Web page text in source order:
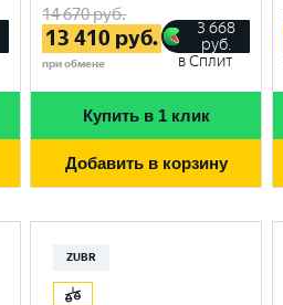
14 670руб.
13 410 руб.
при обмене
3 668
руб.
в Сплит
Купить в 1 клик
Добавить в корзину
ZUBR